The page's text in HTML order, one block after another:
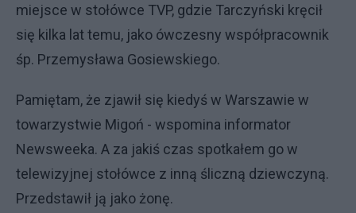
miejsce w stołówce TVP, gdzie Tarczyński kręcił
się kilka lat temu, jako ówczesny współpracownik
śp. Przemysława Gosiewskiego.
Pamiętam, że zjawił się kiedyś w Warszawie w
towarzystwie Migoń - wspomina informator
Newsweeka. A za jakiś czas spotkałem go w
telewizyjnej stołówce z inną śliczną dziewczyną.
Przedstawił ją jako żonę.